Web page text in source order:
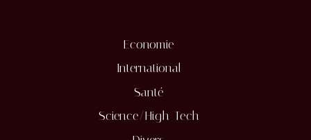
Economie
International
Santé
Science/High-Tech